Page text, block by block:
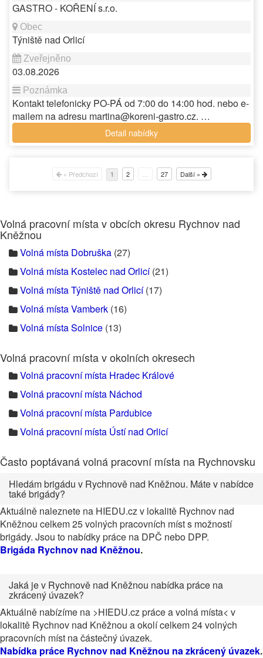
GASTRO - KOŘENÍ s.r.o.
Týniště nad Orlicí
03.08.2026
Kontakt telefonicky PO-PÁ od 7:00 do 14:00 hod. nebo e-
mailem na adresu martina@koreni-gastro.cz. …
Detail nabídky
« Předchozí 1 2 27 Další »
Volná pracovní místa v obcích okresu Rychnov nad
Kněžnou
Volná místa Dobruška (27)
Volná místa Kostelec nad Orlicí(21)
Volná místa Týniště nad Orlicí(17)
Volná místa Vamberk (16)
Volná místa Solnice (13)
Volná pracovní místa v okolních okresech
Volná pracovní místa Hradec Králové
Volná pracovní místa Náchod
Volná pracovní místa Pardubice
Volná pracovní místa Ústí nad Orlicí
Často poptávaná volná pracovní místa na Rychnovsku
Hledám brigádu v Rychnově nad Kněžnou. Máte v nabídce
také brigády?
Aktuálně naleznete na HIEDU.cz v lokalitě Rychnov nad
Kněžnou celkem 25 volných pracovních míst s možností
brigády. Jsou to nabídky práce na DPČ nebo DPP.
Brigáda Rychnov nad Kněžnou.
Jaká je v Rychnově nad Kněžnou nabídka práce na
zkrácený úvazek?
Aktuálně nabízíme na >HIEDU.cz práce a volná místa< v
lokalitě Rychnov nad Kněžnou a okolí celkem 24 volných
pracovních míst na částečný úvazek.
Nabídka práce Rychnov nad Kněžnou na zkrácený úvazek.